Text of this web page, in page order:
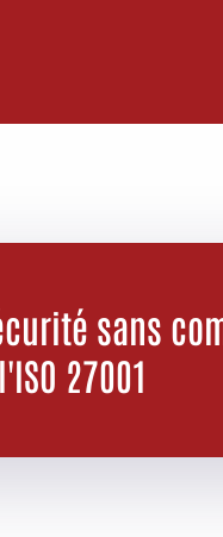
sans
27001